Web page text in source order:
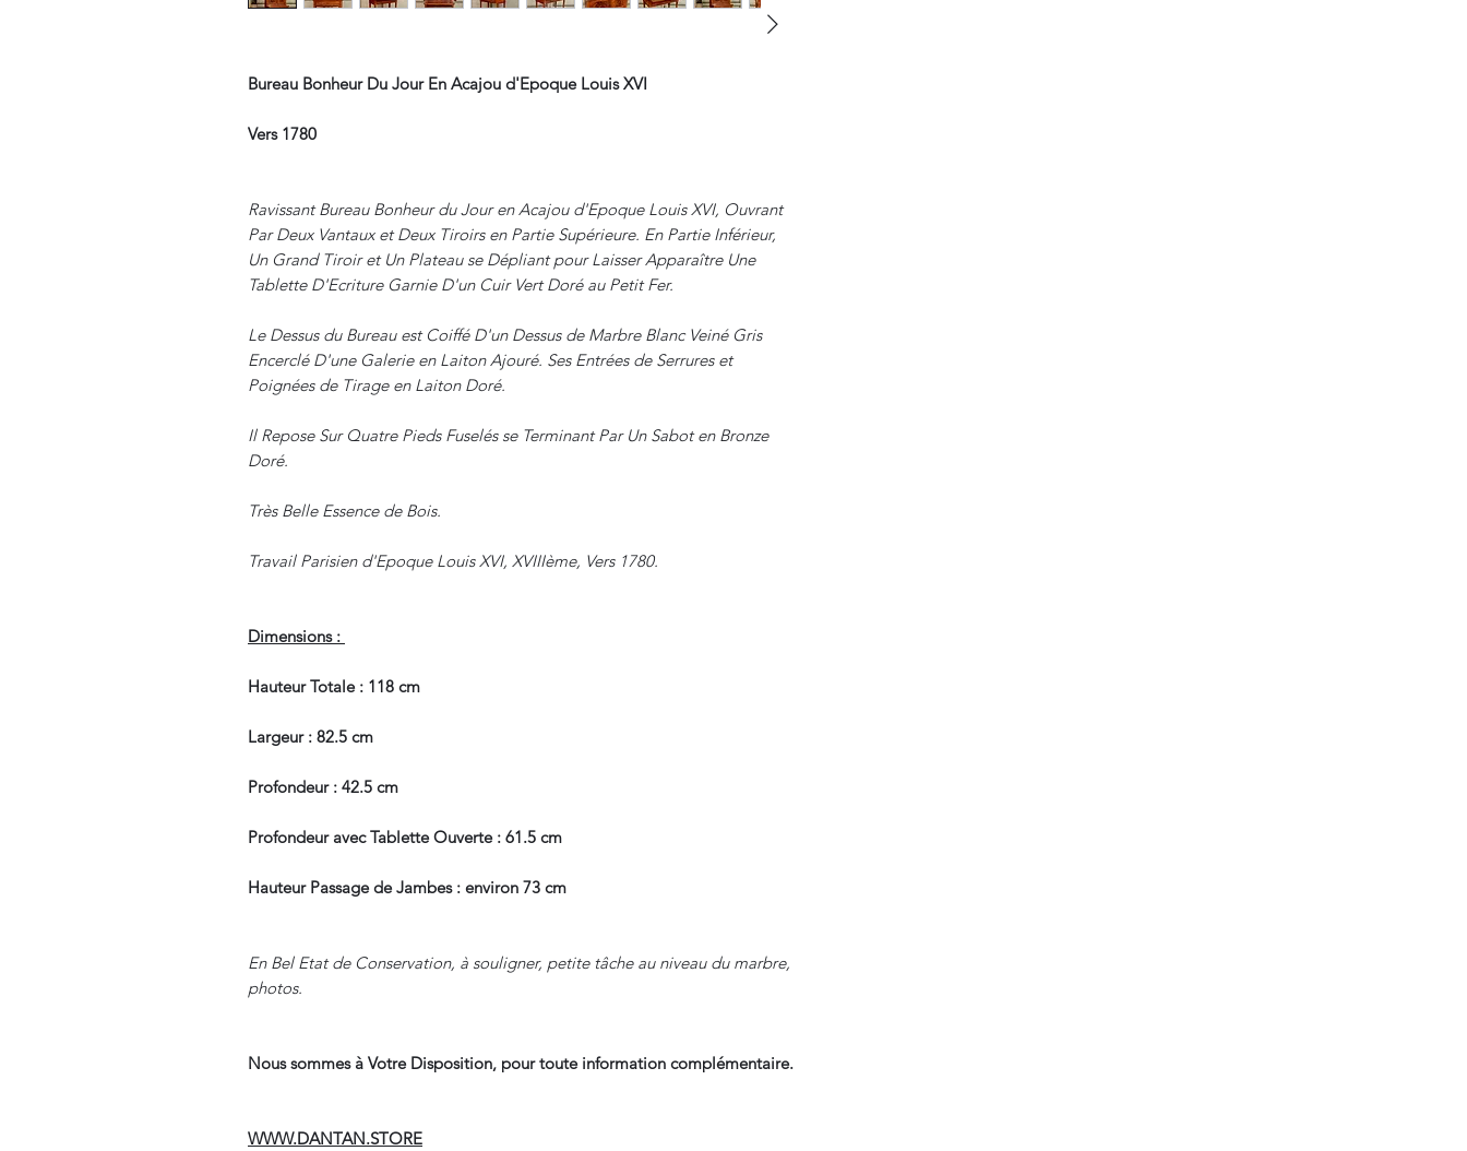
Bureau Bonheur Du Jour En Acajou d'Epoque Louis XVI
Vers 1780
Ravissant Bureau Bonheur du Jour en Acajou d'Epoque Louis XVI, Ouvrant
Par Deux Vantaux et Deux Tiroirs en Partie Supérieure. En Partie Inférieur,
Un Grand Tiroir et Un Plateau se Dépliant pour Laisser Apparaître Une
Tablette D'Ecriture Garnie D'un Cuir Vert Doré au Petit Fer.
Le Dessus du Bureau est Coiffé D'un Dessus de Marbre Blanc Veiné Gris
Encerclé D'une Galerie en Laiton Ajouré. Ses Entrées de Serrures et
Poignées de Tirage en Laiton Doré.
Il Repose Sur Quatre Pieds Fuselés se Terminant Par Un Sabot en Bronze
Doré.
Très Belle Essence de Bois.
Travail Parisien d'Epoque Louis XVI, XVIIIème, Vers 1780.
Dimensions :
Hauteur Totale : 118 cm
Largeur : 82.5 cm
Profondeur : 42.5 cm
Profondeur avec Tablette Ouverte : 61.5 cm
Hauteur Passage de Jambes : environ 73 cm
En Bel Etat de Conservation, à souligner, petite tâche au niveau du marbre,
photos.
Nous sommes à Votre Disposition, pour toute information complémentaire.
WWW.DANTAN.STORE